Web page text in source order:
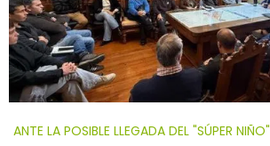
ANTE LA POSIBLE LLEGADA DEL "SÚPER NIÑO"